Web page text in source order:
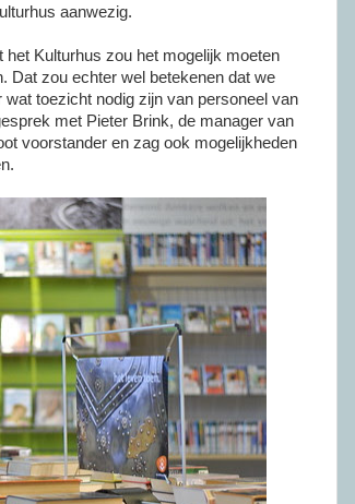
aanwezig.
Kulturhus zou het mogelijk moeten
Dat zou echter wel betekenen dat we
toezicht nodig zijn van personeel van
met Pieter Brink, de manager van
voorstander en zag ook mogelijkheden